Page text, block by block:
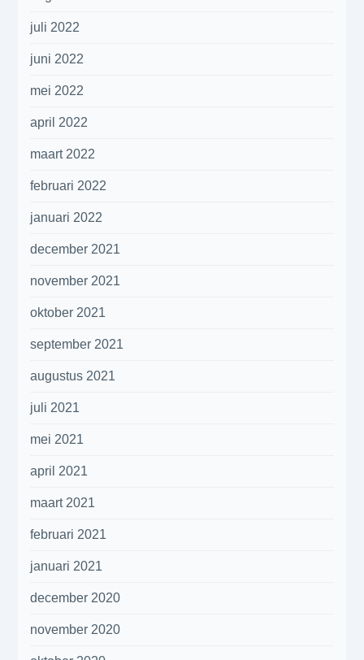
juli 2022
juni 2022
mei 2022
april 2022
maart 2022
februari 2022
januari 2022
december 2021
november 2021
oktober 2021
september 2021
augustus 2021
juli 2021
mei 2021
april 2021
maart 2021
februari 2021
januari 2021
december 2020
november 2020